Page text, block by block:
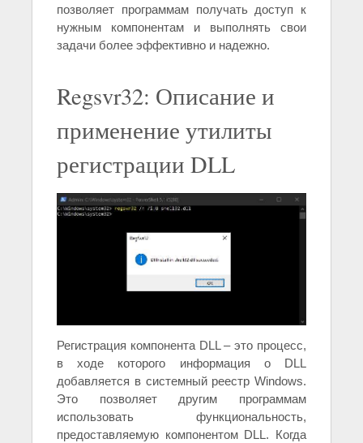
позволяет программам получать доступ к
нужным компонентам и выполнять свои
задачи более эффективно и надежно.
Regsvr32: Описание и
применение утилиты
регистрации DLL
Регистрация компонента DLL – это процесс,
в ходе которого информация о DLL
добавляется в системный реестр Windows.
Это позволяет другим программам
использовать функциональность,
предоставляемую компонентом DLL. Когда